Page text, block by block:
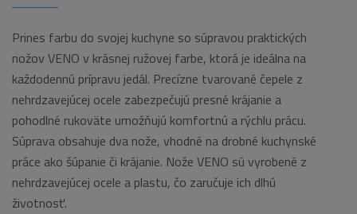
Prines farbu do svojej kuchyne so súpravou praktických
nožov VENO v krásnej ružovej farbe, ktorá je ideálna na
každodennú prípravu jedál. Precízne tvarované čepele z
nehrdzavejúcej ocele zabezpečujú presné krájanie a
pohodlné rukoväte umožňujú komfortnú a rýchlu prácu.
Súprava obsahuje dva nože, vhodné na drobné kuchynské
práce ako šúpanie či krájanie. Nože VENO sú vyrobené z
nehrdzavejúcej ocele a plastu, čo zaručuje ich dlhú
životnosť.